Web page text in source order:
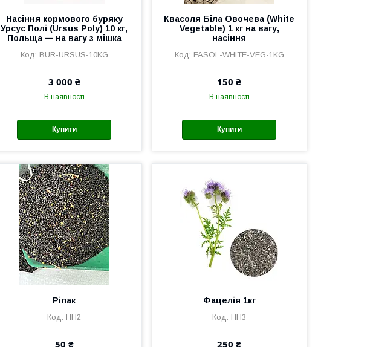
Насіння кормового буряку
Урсус Полі (Ursus Poly) 10 кг,
Польща — на вагу з мішка
BUR-URSUS-10KG
3 000 ₴
В наявності
Купити
Квасоля Біла Овочева (White
Vegetable) 1 кг на вагу,
насіння
FASOL-WHITE-VEG-1KG
150 ₴
В наявності
Купити
Ріпак
HH2
50 ₴
Фацелія 1кг
НН3
250 ₴